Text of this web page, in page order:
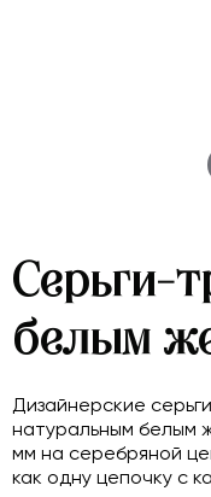
Серьги-
белым
Дизайнерские
натуральным белым
мм на серебряной
как одну цепочку с